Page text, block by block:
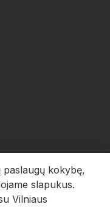
paslaugų kokybę,
slapukus.
Vilniaus